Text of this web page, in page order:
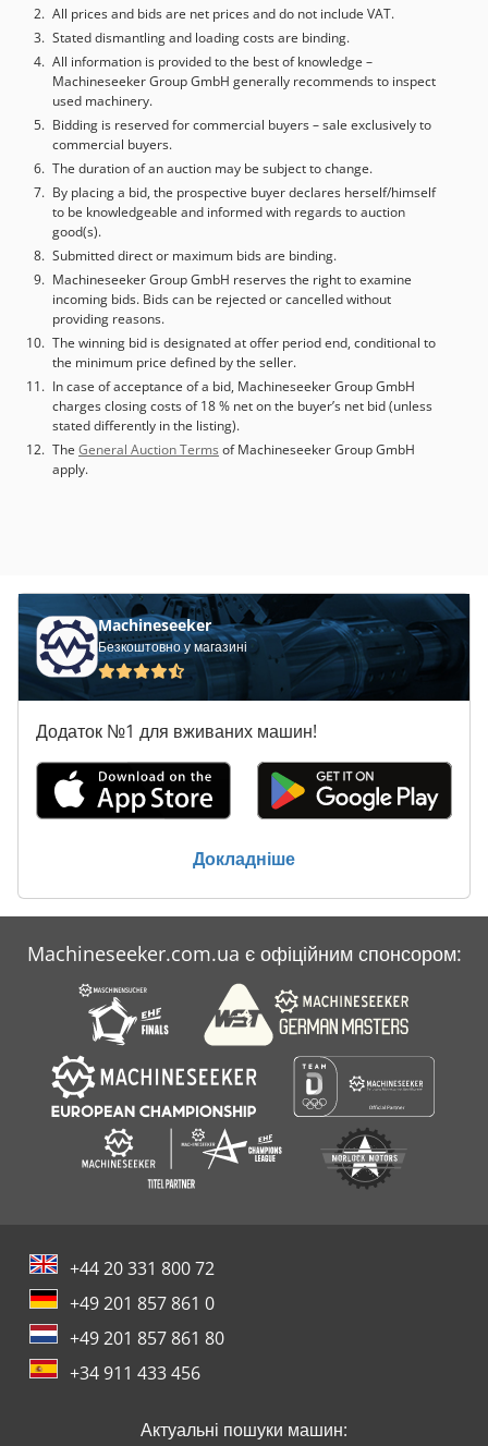
All prices and bids are net prices and do not include VAT.
Stated dismantling and loading costs are binding.
All information is provided to the best of knowledge –
Machineseeker Group GmbH generally recommends to inspect
used machinery.
Bidding is reserved for commercial buyers – sale exclusively to
commercial buyers.
The duration of an auction may be subject to change.
By placing a bid, the prospective buyer declares herself/himself
to be knowledgeable and informed with regards to auction
good(s).
Submitted direct or maximum bids are binding.
Machineseeker Group GmbH reserves the right to examine
incoming bids. Bids can be rejected or cancelled without
providing reasons.
The winning bid is designated at offer period end, conditional to
the minimum price defined by the seller.
In case of acceptance of a bid, Machineseeker Group GmbH
charges closing costs of 18 % net on the buyer’s net bid (unless
stated differently in the listing).
The General Auction Terms of Machineseeker Group GmbH
apply.
Machineseeker
Безкоштовно у магазині
Додаток №1 для вживаних машин!
Докладніше
Machineseeker.com.ua є офіційним спонсором:
+44 20 331 800 72
+49 201 857 861 0
+49 201 857 861 80
+34 911 433 456
Актуальні пошуки машин: